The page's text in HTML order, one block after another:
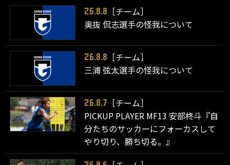
26.8.8
［チーム］
奥抜 侃志選手の怪我について
26.8.8
［チーム］
三浦 弦太選手の怪我について
26.8.7
［チーム］
PICKUP PLAYER MF13 安部柊斗『自
分たちのサッカーにフォーカスして
やり切り、勝ち切る。』